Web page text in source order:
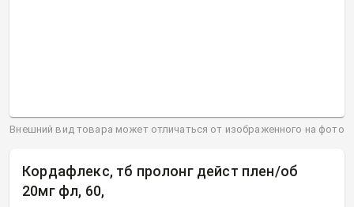
Кордафлекс, тб пролонг дейст плен/об
20мг фл, 60,
Внешний вид товара может отличаться от изображенного на фото